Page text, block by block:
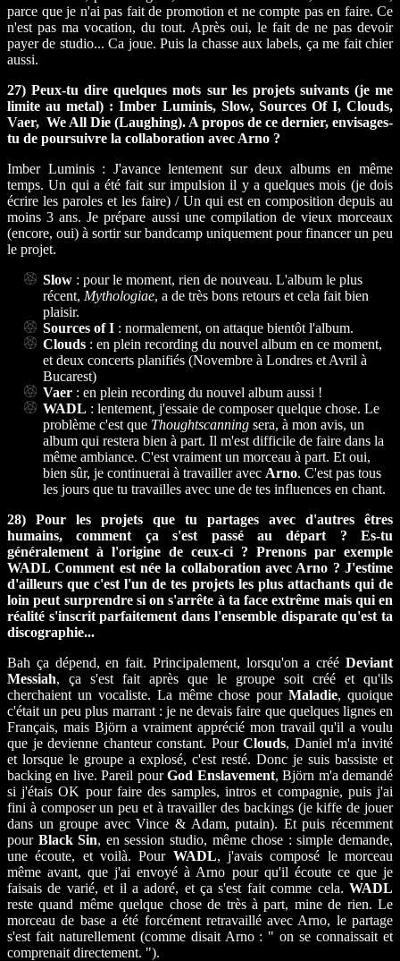
parce que je n'ai pas fait de promotion et ne compte pas en faire. Ce
n'est pas ma vocation, du tout. Après oui, le fait de ne pas devoir
payer de studio... Ca joue. Puis la chasse aux labels, ça me fait chier
aussi.
27) Peux-tu dire quelques mots sur les projets suivants (je me
limite au metal) : Imber Luminis, Slow, Sources Of I, Clouds,
Vaer, We All Die (Laughing). A propos de ce dernier, envisages-
tu de poursuivre la collaboration avec Arno ?
Imber Luminis : J'avance lentement sur deux albums en même
temps. Un qui a été fait sur impulsion il y a quelques mois (je dois
écrire les paroles et les faire) / Un qui est en composition depuis au
moins 3 ans. Je prépare aussi une compilation de vieux morceaux
(encore, oui) à sortir sur bandcamp uniquement pour financer un peu
le projet.
Slow : pour le moment, rien de nouveau. L'album le plus
récent, Mythologiae, a de très bons retours et cela fait bien
plaisir.
Sources of I : normalement, on attaque bientôt l'album.
Clouds : en plein recording du nouvel album en ce moment,
et deux concerts planifiés (Novembre à Londres et Avril à
Bucarest)
Vaer : en plein recording du nouvel album aussi !
WADL : lentement, j'essaie de composer quelque chose. Le
problème c'est que Thoughtscanning sera, à mon avis, un
album qui restera bien à part. Il m'est difficile de faire dans la
même ambiance. C'est vraiment un morceau à part. Et oui,
bien sûr, je continuerai à travailler avec Arno. C'est pas tous
les jours que tu travailles avec une de tes influences en chant.
28) Pour les projets que tu partages avec d'autres êtres
humains, comment ça s'est passé au départ ? Es-tu
généralement à l'origine de ceux-ci ? Prenons par exemple
WADL Comment est née la collaboration avec Arno ? J'estime
d'ailleurs que c'est l'un de tes projets les plus attachants qui de
loin peut surprendre si on s'arrête à ta face extrême mais qui en
réalité s'inscrit parfaitement dans l'ensemble disparate qu'est ta
discographie...
Bah ça dépend, en fait. Principalement, lorsqu'on a créé Deviant
Messiah, ça s'est fait après que le groupe soit créé et qu'ils
cherchaient un vocaliste. La même chose pourMaladie, quoique
c'était un peu plus marrant : je ne devais faire que quelques lignes en
Français, mais Björn a vraiment apprécié mon travail qu'il a voulu
que je devienne chanteur constant. PourClouds, Daniel m'a invité
et lorsque le groupe a explosé, c'est resté. Donc je suis bassiste et
backing en live. Pareil pourGod Enslavement, Björn m'a demandé
si j'étais OK pour faire des samples, intros et compagnie, puis j'ai
fini à composer un peu et à travailler des backings (je kiffe de jouer
dans un groupe avec Vince & Adam, putain). Et puis récemment
pour Black Sin, en session studio, même chose : simple demande,
une écoute, et voilà. Pour WADL, j'avais composé le morceau
même avant, que j'ai envoyé à Arno pour qu'il écoute ce que je
faisais de varié, et il a adoré, et ça s'est fait comme cela. WADL
reste quand même quelque chose de très à part, mine de rien. Le
morceau de base a été forcément retravaillé avec Arno, le partage
s'est fait naturellement (comme disait Arno : " on se connaissait et
comprenait directement. ").